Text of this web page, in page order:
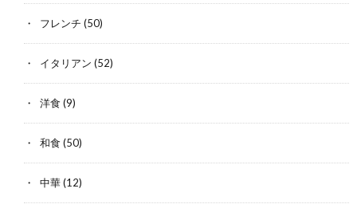
フレンチ (50)
イタリアン (52)
洋食 (9)
和食 (50)
中華(12)